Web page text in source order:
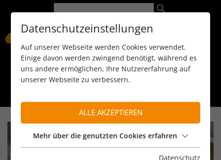
089 / 8 11 90 15
Datenschutzeinstellungen
Auf unserer Webseite werden Cookies verwendet.
Einige davon werden zwingend benötigt, während es
uns andere ermöglichen, Ihre Nutzererfahrung auf
unserer Webseite zu verbessern.
ALLE AKZEPTIEREN
Mehr über die genutzten Cookies erfahren
Datenschutz